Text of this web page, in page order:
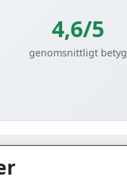
4,6/5
genomsnittligt betyg